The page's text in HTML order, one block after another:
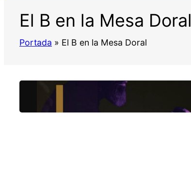
El B en la Mesa Doral
Portada » El B en la Mesa Doral